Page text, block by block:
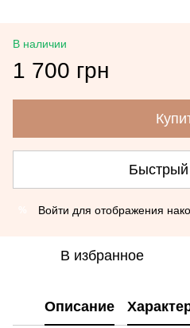
В наличии
1 700 грн
Быстрый
Войти для отображения
В избранное
Описание